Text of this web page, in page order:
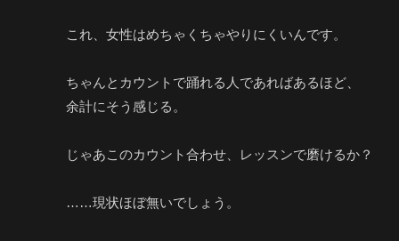
これ、女性はめちゃくちゃやりにくいんです。
ちゃんとカウントで踊れる人であればあるほど、
余計にそう感じる。
じゃあこのカウント合わせ、レッスンで磨けるか？
……現状ほぼ無いでしょう。